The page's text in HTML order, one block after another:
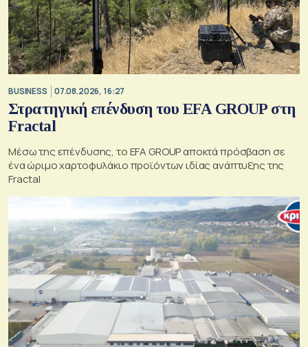
BUSINESS 07.08.2026, 16:27
Στρατηγική επένδυση του EFA GROUP στη
Fractal
Μέσω της επένδυσης, το EFA GROUP αποκτά πρόσβαση σε
ένα ώριμο χαρτοφυλάκιο προϊόντων ιδίας ανάπτυξης της
Fractal